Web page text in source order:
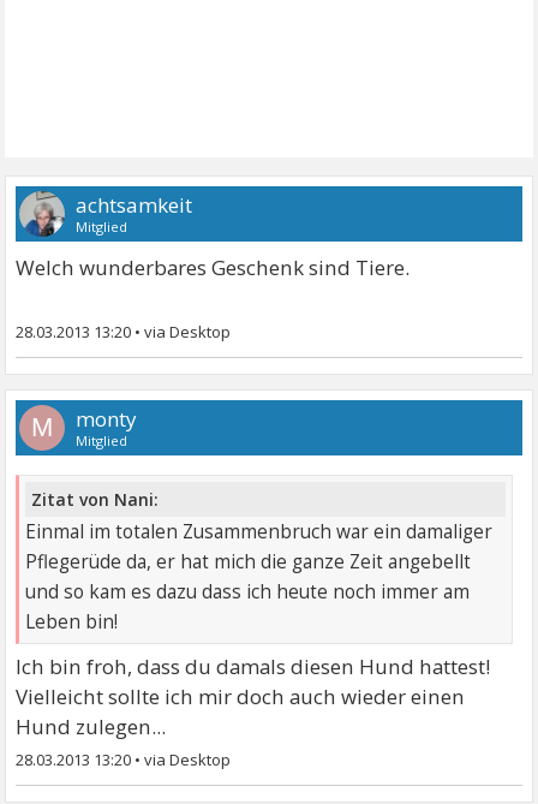
achtsamkeit
Mitglied
Welch wunderbares Geschenk sind Tiere.
28.03.2013 13:20 •
M monty
Mitglied
Zitat von Nani:
Einmal im totalen Zusammenbruch war ein damaliger
Pflegerüde da, er hat mich die ganze Zeit angebellt
und so kam es dazu dass ich heute noch immer am
Leben bin!
Ich bin froh, dass du damals diesen Hund hattest!
Vielleicht sollte ich mir doch auch wieder einen
Hund zulegen...
28.03.2013 13:20 •